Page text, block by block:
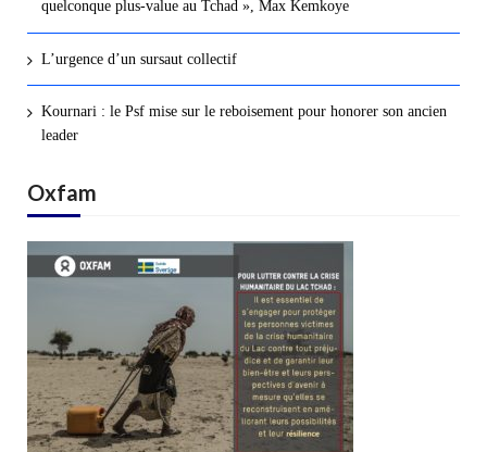
quelconque plus-value au Tchad », Max Kemkoye
L’urgence d’un sursaut collectif
Kournari : le Psf mise sur le reboisement pour honorer son ancien
leader
Oxfam